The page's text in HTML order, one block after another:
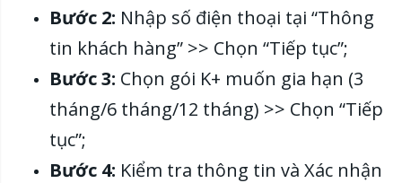
Bước 2: Nhập số điện thoại tại “Thông
tin khách hàng” >> Chọn “Tiếp tục”;
Bước 3: Chọn gói K+ muốn gia hạn (3
tháng/6 tháng/12 tháng) >> Chọn “Tiếp
tục”;
Bước 4: Kiểm tra thông tin và Xác nhận